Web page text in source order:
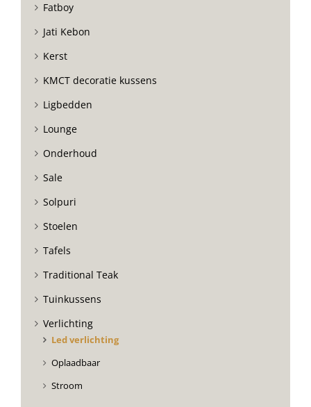
Fatboy
Jati Kebon
Kerst
KMCT decoratie kussens
Ligbedden
Lounge
Onderhoud
Sale
Solpuri
Stoelen
Tafels
Traditional Teak
Tuinkussens
Verlichting
Led verlichting
Oplaadbaar
Stroom